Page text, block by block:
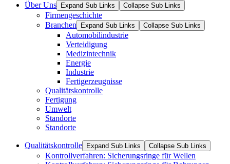
Über Uns
Expand Sub Links Collapse Sub Links
Firmengeschichte
Branchen
Expand Sub Links Collapse Sub Links
Automobilindustrie
Verteidigung
Medizintechnik
Energie
Industrie
Fertigerzeugnisse
Qualitätskontrolle
Fertigung
Umwelt
Standorte
Standorte
Qualitätskontrolle Expand Sub Links Collapse Sub Links
Kontrollverfahren: Sicherungsringe für Wellen